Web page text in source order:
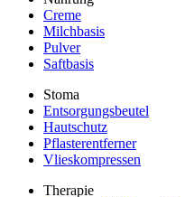
Creme
Milchbasis
Pulver
Saftbasis
Stoma
Entsorgungsbeutel
Hautschutz
Pflasterentferner
Vlieskompressen
Therapie